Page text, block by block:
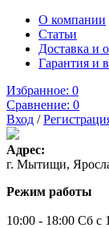
О компании
Статьи
Доставка и
Гарантия и
Избранное: 0
Сравнение: 0
Вход /
Адрес:
г. Мытищи,
Режим работы
10:00 - 18:00 Сб с